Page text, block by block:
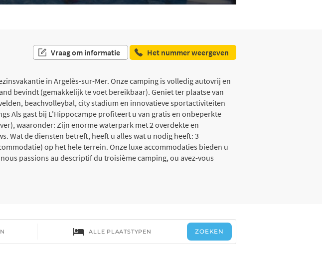
Vraag om informatie Het nummer weergeven
in Argelès-sur-Mer. Onze camping is volledig autovrij en
bevindt (gemakkelijk te voet bereikbaar). Geniet ter plaatse van
beachvolleybal, city stadium en innovatieve sportactiviteiten
Als gast bij L'Hippocampe profiteert u van gratis en onbeperkte
waaronder: Zijn enorme waterpark met 2 overdekte en
Wat de diensten betreft, heeft u alles wat u nodig heeft: 3
op het hele terrein. Onze luxe accommodaties bieden u
passions au descriptif du troisième camping, ou avez-vous